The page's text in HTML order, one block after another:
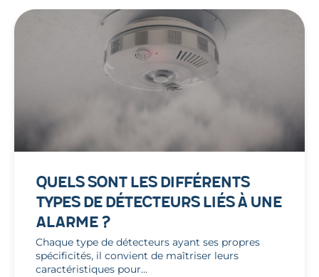
QUELS SONT LES DIFFÉRENTS
TYPES DE DÉTECTEURS LIÉS À UNE
ALARME ?
Chaque type de détecteurs ayant ses propres
spécificités, il convient de maîtriser leurs
caractéristiques pour…